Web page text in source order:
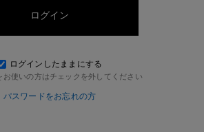
ログインしたままにする
お使いの方はチェックを外してください
パスワードをお忘れの方